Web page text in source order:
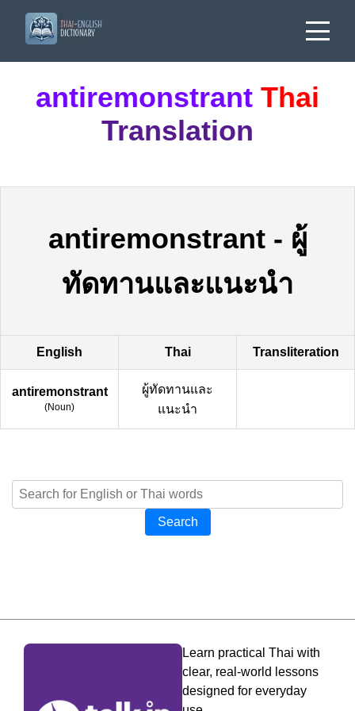
antiremonstrant Thai
Translation
antiremonstrant- ผู้
ทัดทานและแนะนำ
English Thai Transliteration
antiremonstrant
(Noun)
ผู้ทัดทานและ
แนะนำ
Search
Learn practical Thai with
clear, real-world lessons
designed for everyday